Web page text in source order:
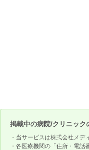
掲載中の病院/クリニック
・当サービスは株式会社メデ
・各医療機関の「住所・電